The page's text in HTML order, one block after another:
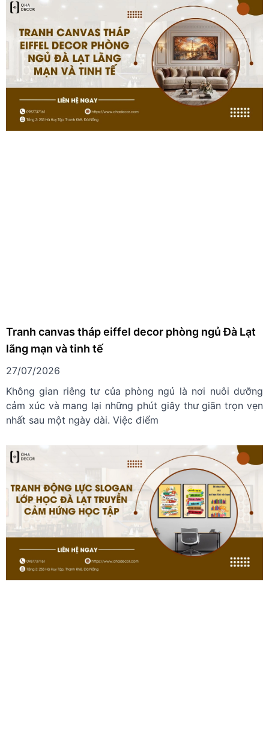
Tranh canvas tháp eiffel decor phòng ngủ Đà Lạt
lãng mạn và tinh tế
27/07/2026
Không gian riêng tư của phòng ngủ là nơi nuôi dưỡng
cảm xúc và mang lại những phút giây thư giãn trọn vẹn
nhất sau một ngày dài. Việc điểm